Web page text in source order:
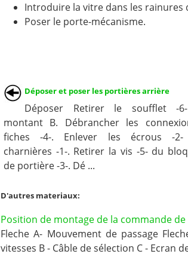
Introduire la vitre dans les rainures
Poser le porte-mécanisme.
Déposer et poser les portières arrière
Déposer Retirer le soufflet -
montant B. Débrancher les
fiches -4-. Enlever les écrous -2-
charnières -1-. Retirer la vis -5- du
de portière -3-. Dé ...
D'autres materiaux:
Position de montage de la commande de
Fleche A- Mouvement de passage
vitesses B - Câble de sélection C -